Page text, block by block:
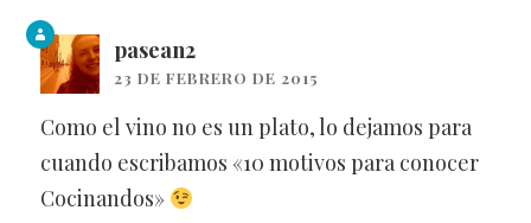
pasean2
23 DE FEBRERO DE 2015
Como el vino no es un plato, lo dejamos para
cuando escribamos «10 motivos para conocer
Cocinandos»